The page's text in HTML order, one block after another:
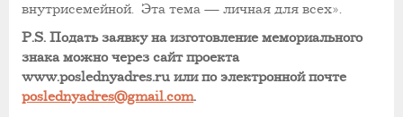
внутрисемейной. Эта тема — личная для всех».
P.S. Подать заявку на изготовление мемориального
знака можно через сайт проекта
www.poslednyadres.ru или по электронной почте
poslednyadres@gmail.com.